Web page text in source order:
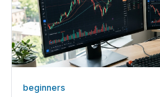
beginners